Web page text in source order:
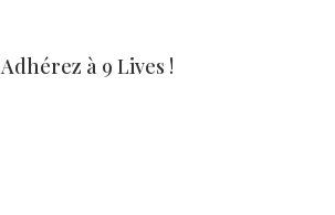
Adhérez à 9 Lives !